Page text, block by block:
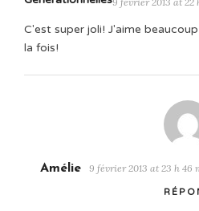
C'est super joli! J'aime
la fois!
Amélie 9 février 2013 at 23 h 46